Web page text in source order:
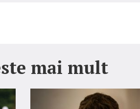
mai mult